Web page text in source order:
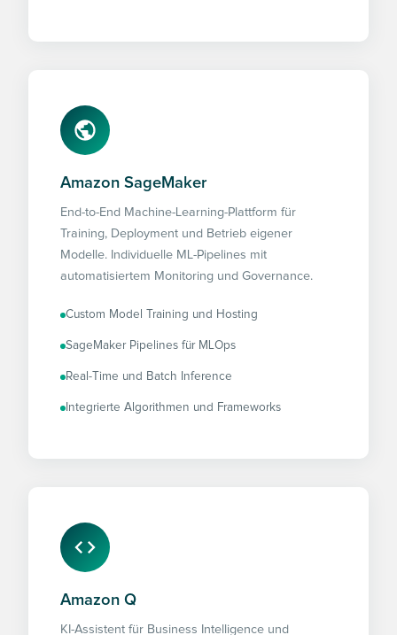
Amazon SageMaker
End-to-End Machine-Learning-Plattform für
Training, Deployment und Betrieb eigener
Modelle. Individuelle ML-Pipelines mit
automatisiertem Monitoring und Governance.
Custom Model Training und Hosting
SageMaker Pipelines für MLOps
Real-Time und Batch Inference
Integrierte Algorithmen und Frameworks
Amazon Q
KI-Assistent für Business Intelligence und